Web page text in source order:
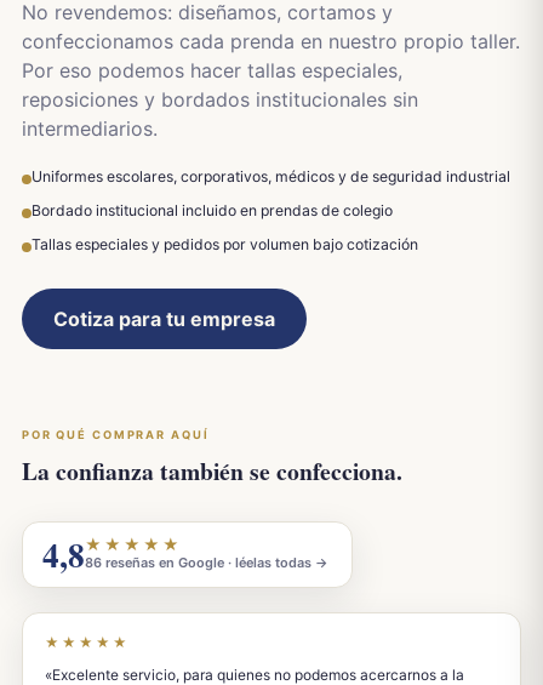
No revendemos: diseñamos, cortamos y
confeccionamos cada prenda en nuestro propio taller.
Por eso podemos hacer tallas especiales,
reposiciones y bordados institucionales sin
intermediarios.
Uniformes escolares, corporativos, médicos y de seguridad industrial
Bordado institucional incluido en prendas de colegio
Tallas especiales y pedidos por volumen bajo cotización
Cotiza para tu empresa
POR QUÉ COMPRAR AQUÍ
La confianza también se confecciona.
4,8★★★★★
86 reseñas en Google · léelas todas →
★★★★★
«Excelente servicio, para quienes no podemos acercarnos a la